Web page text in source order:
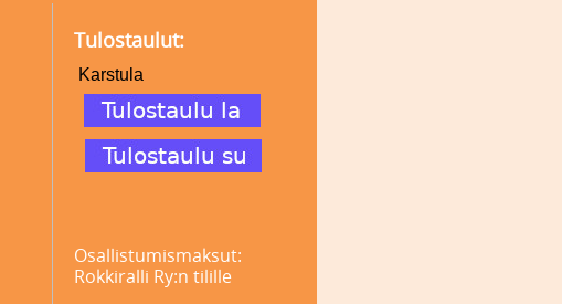
Tulostaulut:
Karstula
Osallistumismaksut:
Rokkiralli Ry:n tilille